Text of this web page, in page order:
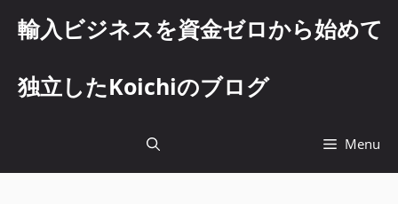
輸入ビジネスを資金ゼロから始めて
独立したKoichiのブログ
Menu